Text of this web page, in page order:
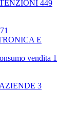
449
71
E
vendita 1
3